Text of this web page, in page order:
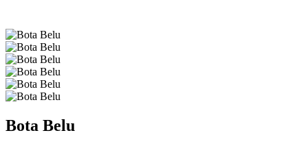
Bota Belu